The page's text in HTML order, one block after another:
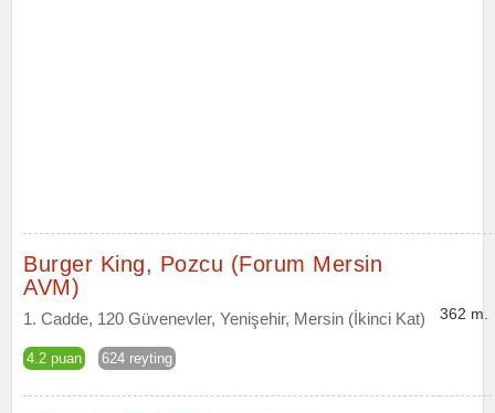
Burger King, Pozcu (Forum Mersin
AVM)
1. Cadde, 120 Güvenevler, Yenişehir, Mersin (İkinci Kat)
4.2 puan 624 reyting
362 m.